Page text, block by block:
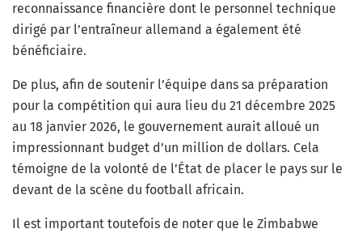
reconnaissance financière dont le personnel technique
dirigé par l’entraîneur allemand a également été
bénéficiaire.
De plus, afin de soutenir l’équipe dans sa préparation
pour la compétition qui aura lieu du 21 décembre 2025
au 18 janvier 2026, le gouvernement aurait alloué un
impressionnant budget d’un million de dollars. Cela
témoigne de la volonté de l’État de placer le pays sur le
devant de la scène du football africain.
Il est important toutefois de noter que le Zimbabwe